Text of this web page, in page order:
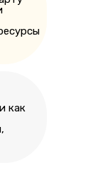
и как